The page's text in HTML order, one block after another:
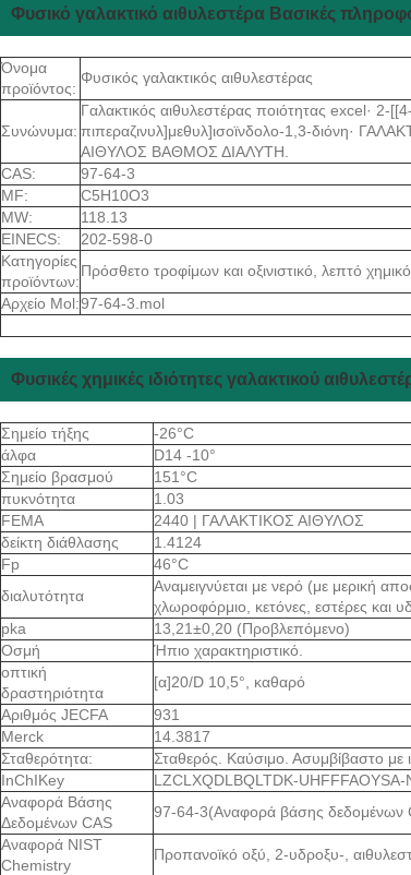
Φυσικό γαλακτικό αιθυλεστέρα Βασικές
Όνομα
προϊόντος:
Φυσικός γαλακτικός αιθυλεστέρας
Συνώνυμα:
Γαλακτικός αιθυλεστέρας ποιότητας excel· 2-
πιπεραζινυλ]μεθυλ]ισοϊνδολο-1,3-διόνη·
ΑΙΘΥΛΟΣ ΒΑΘΜΟΣ ΔΙΑΛΥΤΗ.
CAS:
97-64-3
MF:
C5H10O3
MW:
118.13
EINECS:
202-598-0
Κατηγορίες
προϊόντων:
Πρόσθετο τροφίμων και οξινιστικό, λεπτό
Αρχείο Mol:97-64-3.mol
Φυσικές χημικές ιδιότητες γαλακτικού
Σημείο τήξης
-26°C
άλφα
D14 -10°
Σημείο βρασμού
151°C
πυκνότητα
1.03
FEMA
2440 | ΓΑΛΑΚΤΙΚΟΣ ΑΙΘΥΛΟΣ
δείκτη διάθλασης
1.4124
Fp
46°C
διαλυτότητα
Αναμειγνύεται με νερό (με μερική
χλωροφόρμιο, κετόνες, εστέρες και
pka
13,21±0,20 (Προβλεπόμενο)
Οσμή
Ήπιο χαρακτηριστικό.
οπτική
δραστηριότητα
[α]20/D 10,5°, καθαρό
Αριθμός JECFA
931
Merck
14.3817
Σταθερότητα:
Σταθερός. Καύσιμο. Ασυμβίβαστο με
InChIKey
LZCLXQDLBQLTDK-UHFFFAOYSA-
Αναφορά Βάσης
Δεδομένων CAS
97-64-3(Αναφορά βάσης δεδομένων
Αναφορά NIST
Chemistry
Προπανοϊκό οξύ, 2-υδροξυ-,